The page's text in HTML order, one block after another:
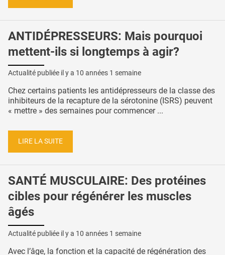
ANTIDÉPRESSEURS: Mais pourquoi
mettent-ils si longtemps à agir?
Actualité publiée il y a 10 années 1 semaine
Chez certains patients les antidépresseurs de la classe des
inhibiteurs de la recapture de la sérotonine (ISRS) peuvent
« mettre » des semaines pour commencer ...
LIRE LA SUITE
SANTÉ MUSCULAIRE: Des protéines
cibles pour régénérer les muscles
âgés
Actualité publiée il y a 10 années 1 semaine
Avec l’âge, la fonction et la capacité de régénération des